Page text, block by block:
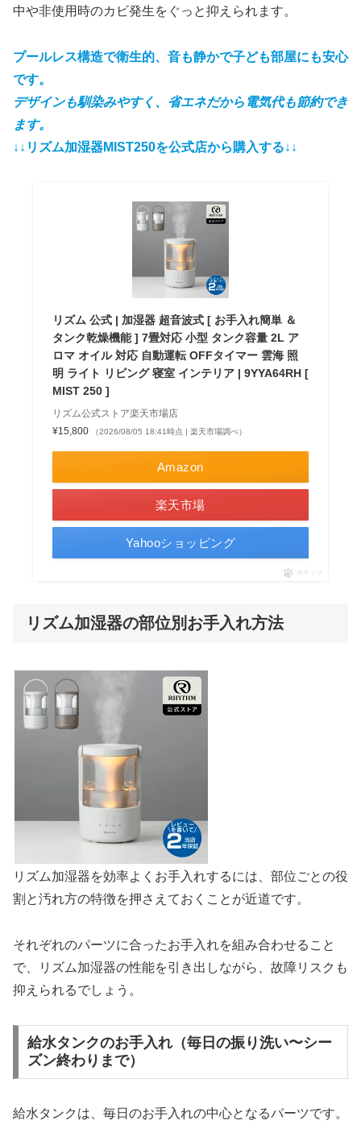
中や非使用時のカビ発生をぐっと抑えられます。
プールレス構造で衛生的、音も静かで子ども部屋にも安心
です。
デザインも馴染みやすく、省エネだから電気代も節約でき
ます。
↓↓リズム加湿器MIST250を公式店から購入する↓↓
リズム 公式 | 加湿器 超音波式 [ お手入れ簡単 ＆
タンク乾燥機能 ] 7畳対応 小型 タンク容量 2L ア
ロマ オイル 対応 自動運転 OFFタイマー 雲海 照
明 ライト リビング 寝室 インテリア | 9YYA64RH [
MIST 250 ]
リズム公式ストア楽天市場店
¥15,800
（2026/08/05 18:41時点 | 楽天市場調べ）
Amazon
楽天市場
Yahooショッピング
ポチップ
リズム加湿器の部位別お手入れ方法
リズム加湿器を効率よくお手入れするには、部位ごとの役
割と汚れ方の特徴を押さえておくことが近道です。
それぞれのパーツに合ったお手入れを組み合わせること
で、リズム加湿器の性能を引き出しながら、故障リスクも
抑えられるでしょう。
給水タンクのお手入れ（毎日の振り洗い〜シー
ズン終わりまで）
給水タンクは、毎日のお手入れの中心となるパーツです。